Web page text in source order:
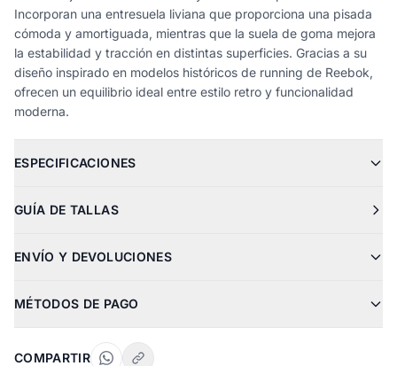
Incorporan una entresuela liviana que proporciona una pisada
cómoda y amortiguada, mientras que la suela de goma mejora
la estabilidad y tracción en distintas superficies. Gracias a su
diseño inspirado en modelos históricos de running de Reebok,
ofrecen un equilibrio ideal entre estilo retro y funcionalidad
moderna.
ESPECIFICACIONES
GUÍA DE TALLAS
ENVÍO Y DEVOLUCIONES
MÉTODOS DE PAGO
COMPARTIR